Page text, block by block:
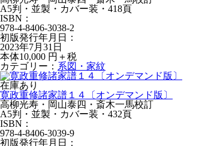
A5判・並製・カバー装・418頁
ISBN：
978-4-8406-3038-2
初版発行年月日：
2023年7月31日
本体10,000 円＋税
カテゴリー： 系図・家紋
在庫あり
寛政重修諸家譜１４〔オンデマンド版〕
高柳光寿・岡山泰四・斎木一馬校訂
A5判・並製・カバー装・432頁
ISBN：
978-4-8406-3039-9
初版発行年月日：